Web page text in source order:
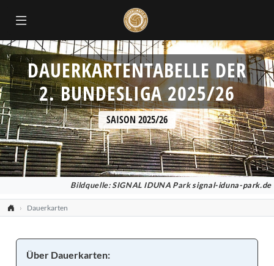
DAUERKARTENTABELLE DER
2. BUNDESLIGA 2025/26
SAISON 2025/26
Bildquelle: SIGNAL IDUNA Parksignal-iduna-park.de
Dauerkarten
Über Dauerkarten: